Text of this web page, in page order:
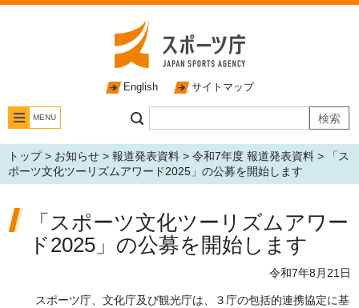
English サイトマップ
MENU
トップ> お知らせ > 報道発表資料 > 令和7年度 報道発表資料 > 「ス
ポーツ文化ツーリズムアワード2025」の公募を開始します
「スポーツ文化ツーリズムアワー
ド2025」の公募を開始します
令和7年8月21日
スポーツ庁、文化庁及び観光庁は、３庁の包括的連携協定に基